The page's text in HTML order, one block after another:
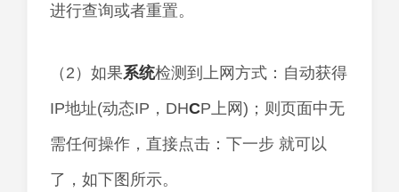
进行查询或者重置。
（2）如果系统检测到上网方式：自动获得
IP地址(动态IP，DHCP上网)；则页面中无
需任何操作，直接点击：下一步 就可以
了，如下图所示。